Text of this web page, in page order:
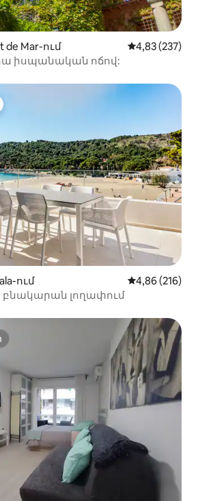
Mar-ում Միջին
4,83 (237)
իսպանական ոճով:
ում Միջին
4,86 (216)
բնակարան լողափում